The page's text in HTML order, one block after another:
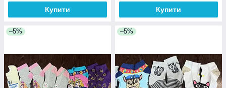
Купити Купити
–5% –5%